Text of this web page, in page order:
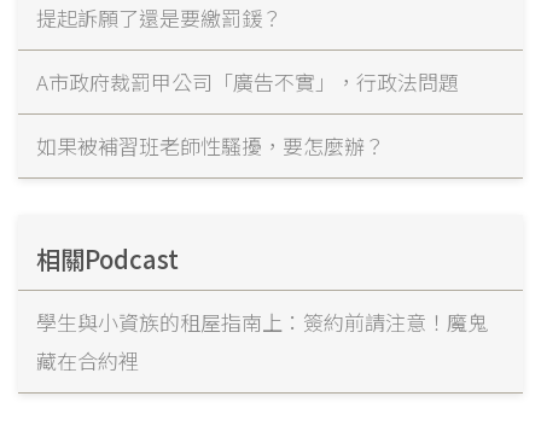
提起訴願了還是要繳罰鍰？
A市政府裁罰甲公司「廣告不實」，行政法問題
如果被補習班老師性騷擾，要怎麼辦？
相關Podcast
學生與小資族的租屋指南上：簽約前請注意！魔鬼
藏在合約裡